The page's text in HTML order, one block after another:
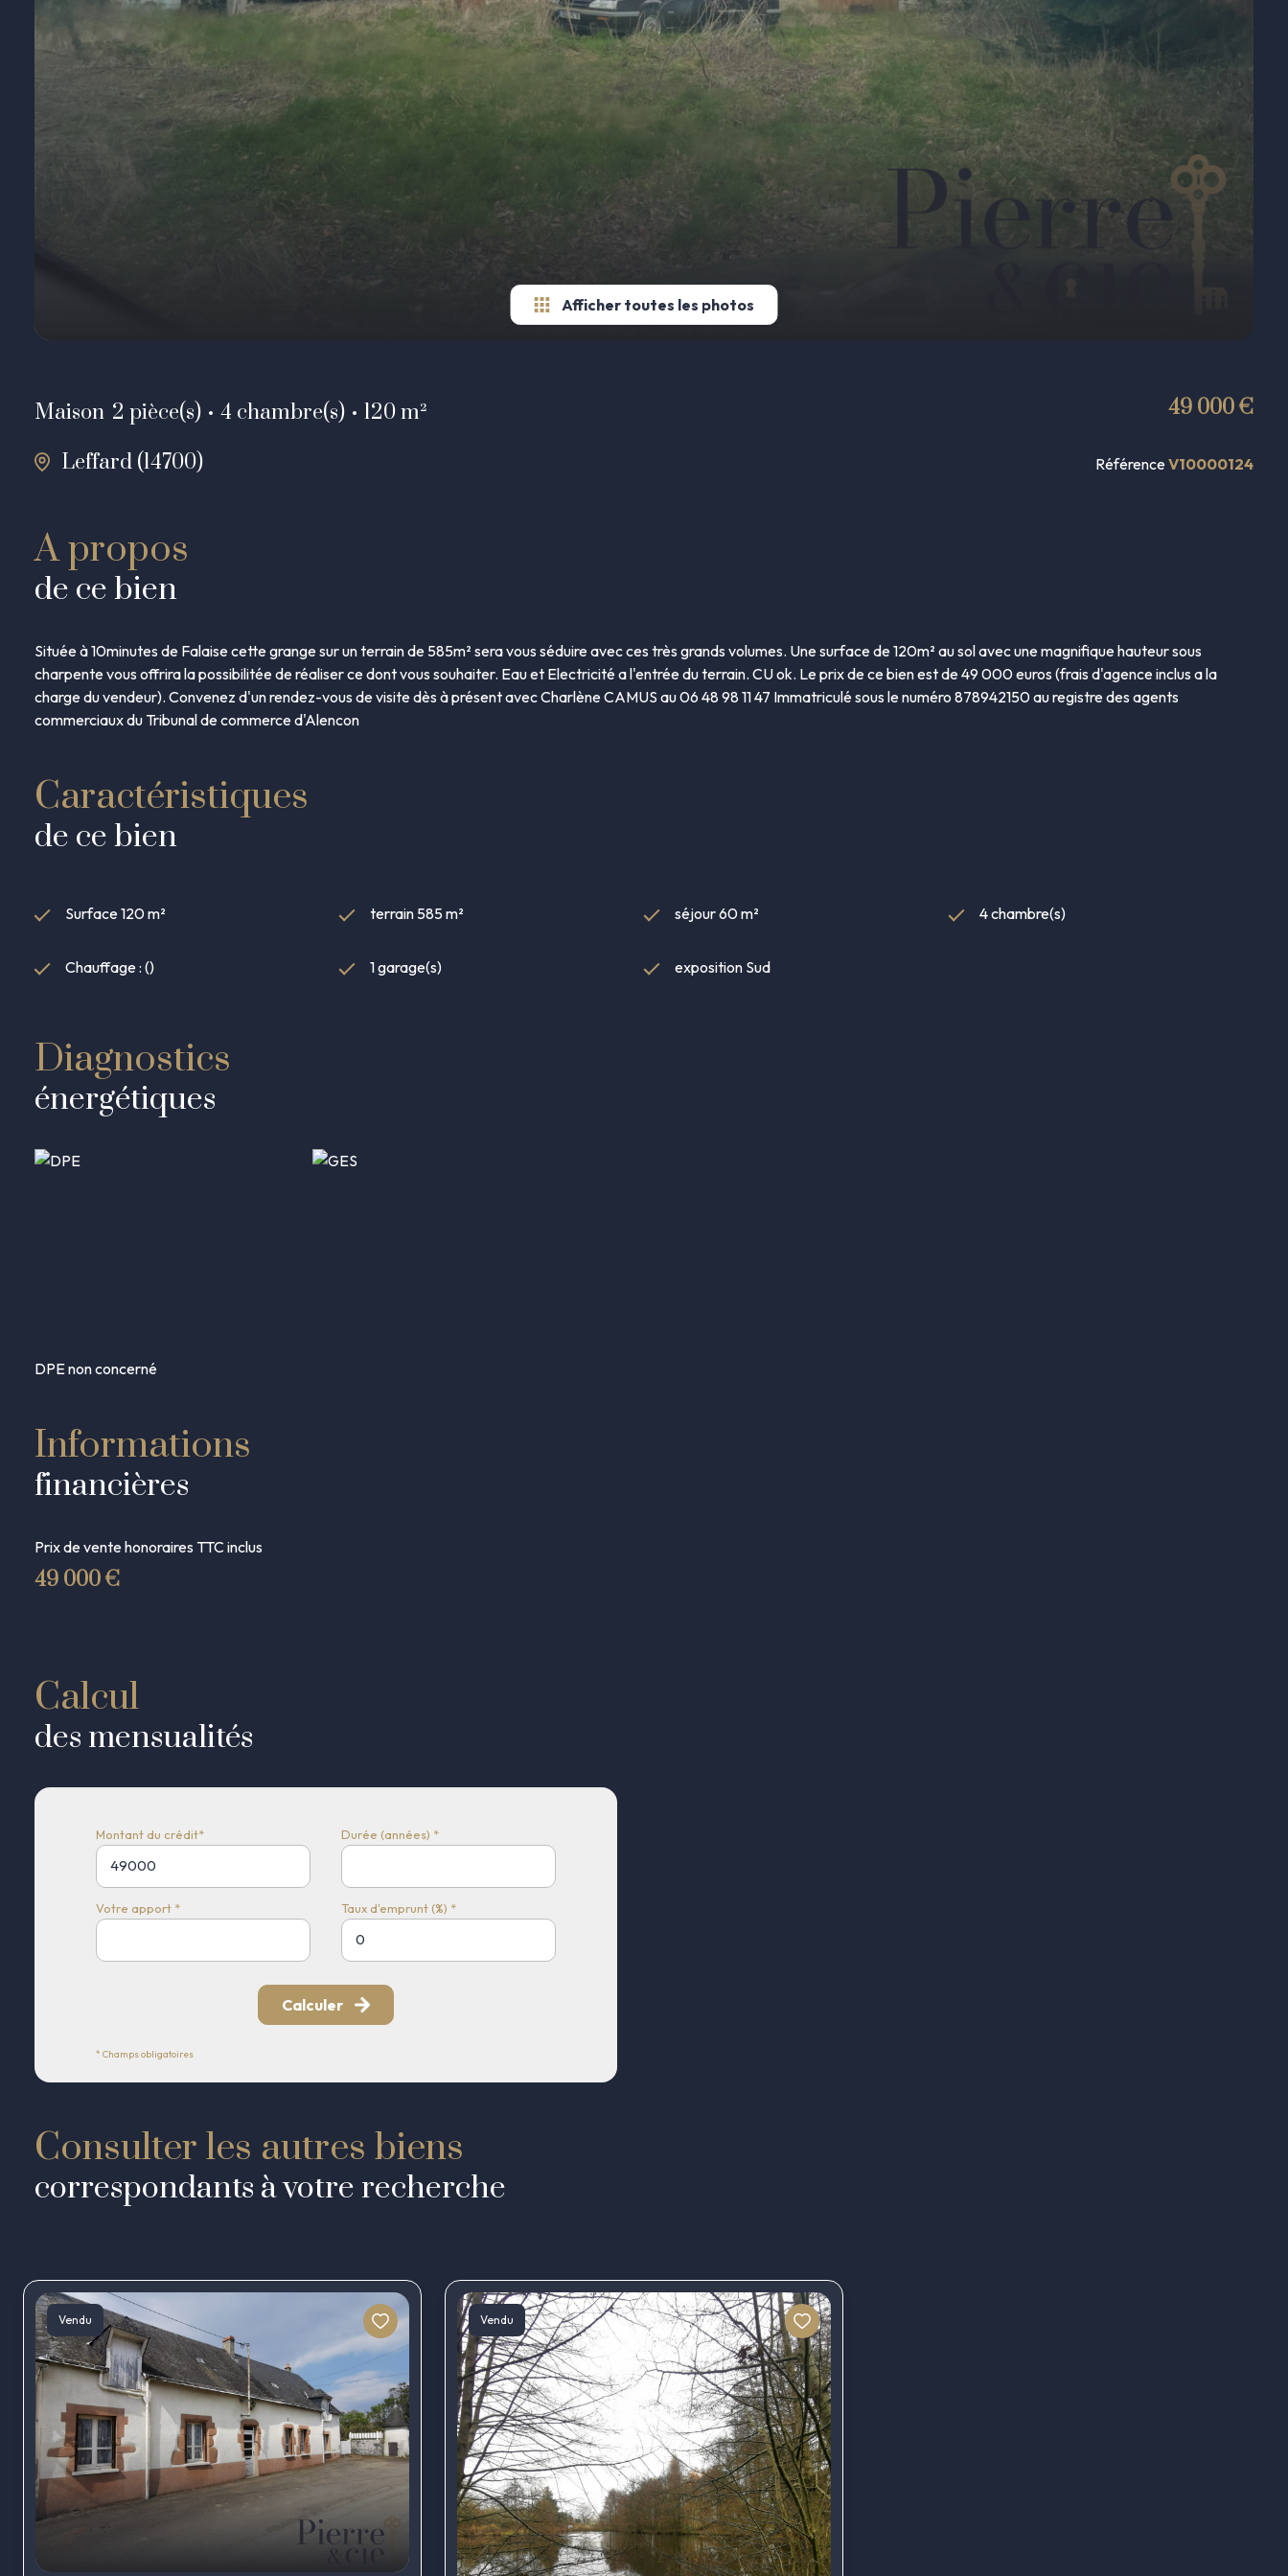
Afficher toutes les photos
Maison 2 pièce(s) 4 chambre(s)
120 m²
Leffard (14700)
49 000 €
RéférenceV10000124
A propos
de ce bien
Située à 10minutes de Falaise cette grange sur un terrain de 585m² sera vous séduire avec ces très grands volumes. Une surface de 120m² au sol avec une magnifique hauteur sous
charpente vous offrira la possibilitée de réaliser ce dont vous souhaiter. Eau et Electricité a l'entrée du terrain. CU ok. Le prix de ce bien est de 49 000 euros (frais d'agence inclus a la
charge du vendeur). Convenez d'un rendez-vous de visite dès à présent avec Charlène CAMUS au 06 48 98 11 47 Immatriculé sous le numéro 878942150 au registre des agents
commerciaux du Tribunal de commerce d'Alencon
Caractéristiques
de ce bien
Surface 120 m² terrain 585 m² séjour 60 m² 4 chambre(s)
Chauffage : () 1 garage(s) exposition Sud
Diagnostics
énergétiques
DPE non concerné
Informations
financières
Prix de vente honoraires TTC inclus
49 000 €
Calcul
des mensualités
Montant du crédit* Durée (années) *
Votre apport * Taux d'emprunt (%) *
Calculer
* Champs obligatoires
Consulter les autres biens
correspondants à votre recherche
Vendu Vendu